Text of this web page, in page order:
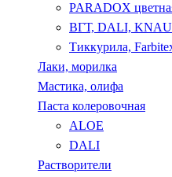
PARADOX
ВГТ, DALI,
Тиккурила,
Лаки, морилка
Мастика, олифа
Паста колеровочная
ALOE
DALI
Растворители